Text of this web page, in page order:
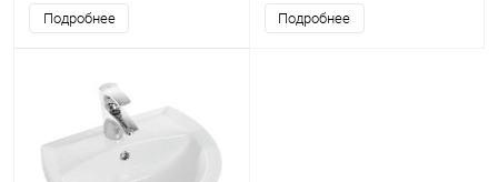
Подробнее Подробнее